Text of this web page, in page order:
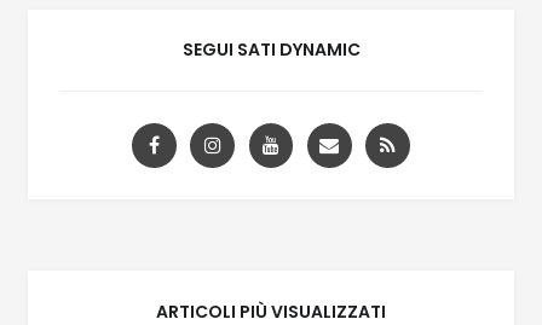
SEGUI SATI DYNAMIC
ARTICOLI PIÙ VISUALIZZATI